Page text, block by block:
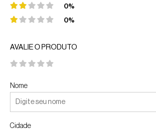
0%
0%
AVALIE O PRODUTO
Nome
Cidade